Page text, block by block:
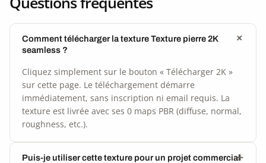
Comment télécharger la texture Texture pierre 2K
seamless ?
Cliquez simplement sur le bouton « Télécharger 2K »
sur cette page. Le téléchargement démarre
immédiatement, sans inscription ni email requis. La
texture est livrée avec ses 0 maps PBR (diffuse, normal,
roughness, etc.).
Puis-je utiliser cette texture pour un projet commercial